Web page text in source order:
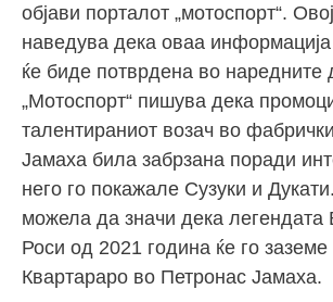
објави порталот „мотоспорт“.
наведува дека оваа
ќе биде потврдена во наредните
„Мотоспорт“ пишува дека
талентираниот возач во
Јамаха била забрзана поради
него го покажале Сузуки и
можела да значи дека легендата
Роси од 2021 година ќе го заземе
Квартараро во Петронас Јамаха.